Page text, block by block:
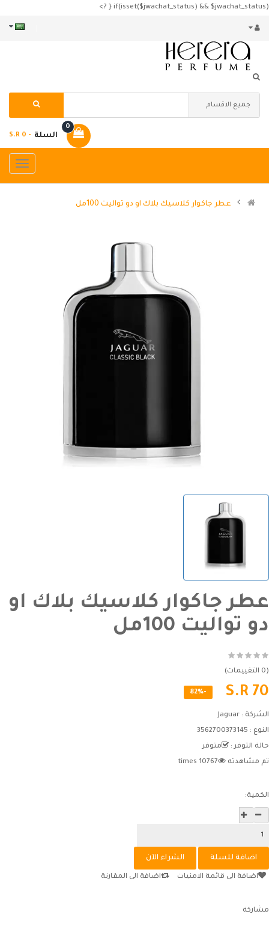
if(isset($jwachat_status) && $jwachat_status) { ?>
السلة
0
- S.R 0
عطر جاكوار كلاسيك بلاك او دو تواليت 100مل
عطر جاكوار كلاسيك بلاك او
دو تواليت 100مل
(0 التقييمات)
S.R 70
-82%
الشركة : Jaguar
النوع : 3562700373145
حالة التوفر :
متوفر
تم مشاهدته
10767 times
الكمية:
اضافة الى قائمة الامنيات اضافة الى المقارنة
مشاركة